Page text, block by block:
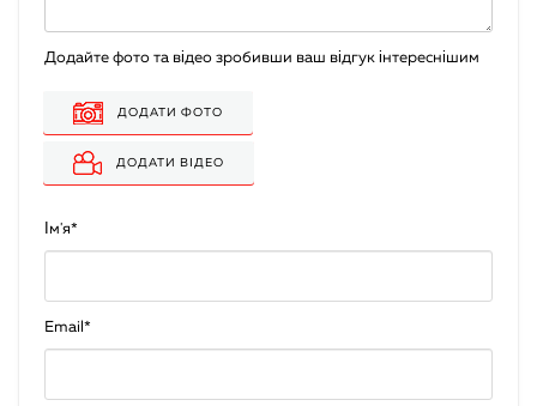
Додайте фото та відео зробивши ваш відгук інтереснішим
ДОДАТИ ФОТО
ДОДАТИ ВІДЕО
Ім'я*
Email *